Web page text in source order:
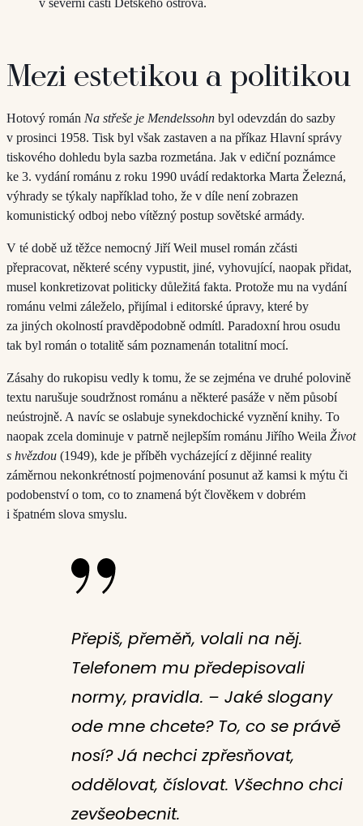
v severní části Dětského ostrova.
Mezi estetikou a politikou
Hotový román Na střeše je Mendelssohn byl odevzdán do sazby
v prosinci 1958. Tisk byl však zastaven a na příkaz Hlavní správy
tiskového dohledu byla sazba rozmetána. Jak v ediční poznámce
ke 3. vydání románu z roku 1990 uvádí redaktorka Marta Železná,
výhrady se týkaly například toho, že v díle není zobrazen
komunistický odboj nebo vítězný postup sovětské armády.
V té době už těžce nemocný Jiří Weil musel román zčásti
přepracovat, některé scény vypustit, jiné, vyhovující, naopak přidat,
musel konkretizovat politicky důležitá fakta. Protože mu na vydání
románu velmi záleželo, přijímal i editorské úpravy, které by
za jiných okolností pravděpodobně odmítl. Paradoxní hrou osudu
tak byl román o totalitě sám poznamenán totalitní mocí.
Zásahy do rukopisu vedly k tomu, že se zejména ve druhé polovině
textu narušuje soudržnost románu a některé pasáže v něm působí
neústrojně. A navíc se oslabuje synekdochické vyznění knihy. To
naopak zcela dominuje v patrně nejlepším románu Jiřího Weila Život
s hvězdou (1949), kde je příběh vycházející z dějinné reality
záměrnou nekonkrétností pojmenování posunut až kamsi k mýtu či
podobenství o tom, co to znamená být člověkem v dobrém
i špatném slova smyslu.
Přepiš, přeměň, volali na něj.
Telefonem mu předepisovali
normy, pravidla. – Jaké slogany
ode mne chcete? To, co se právě
nosí? Já nechci zpřesňovat,
oddělovat, číslovat. Všechno chci
zevšeobecnit.